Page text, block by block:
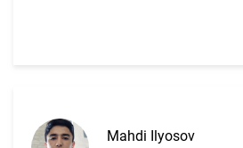
Mahdi Ilyosov